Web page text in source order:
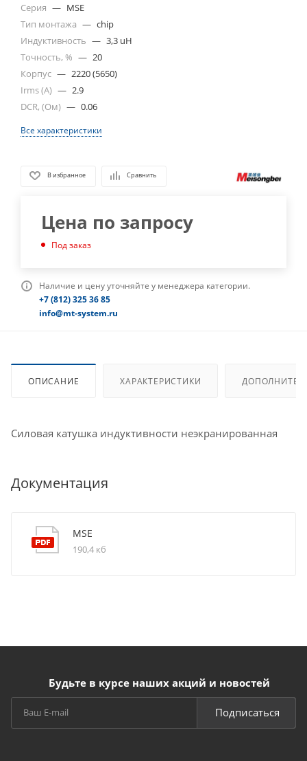
Серия — MSE
Тип монтажа — chip
Индуктивность — 3,3 uH
Точность, % — 20
Корпус — 2220 (5650)
Irms (A) — 2.9
DCR, (Ом) — 0.06
Все характеристики
В избранное Сравнить
Цена по запросу
Под заказ
Наличие и цену уточняйте у менеджера категории.
+7 (812) 325 36 85
info@mt-system.ru
ОПИСАНИЕ ХАРАКТЕРИСТИКИ
Силовая катушка индуктивности неэкранированная
Документация
MSE
190,4 кб
Будьте в курсе наших акций и новостей
Подписаться